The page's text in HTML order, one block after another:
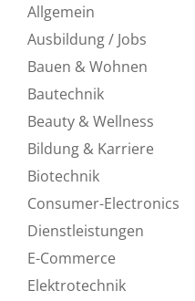
Allgemein
Ausbildung / Jobs
Bauen & Wohnen
Bautechnik
Beauty & Wellness
Bildung & Karriere
Biotechnik
Consumer-Electronics
Dienstleistungen
E-Commerce
Elektrotechnik